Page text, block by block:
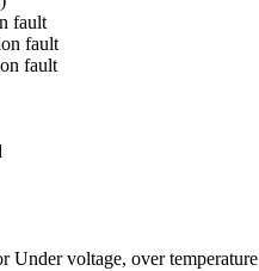
fault
fault
fault
voltage, over temperature